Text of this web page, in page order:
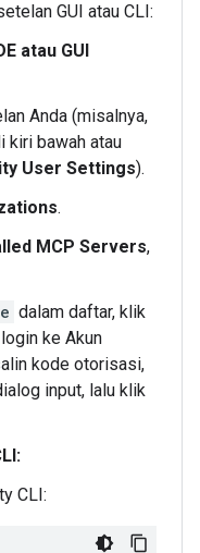
GUI atau CLI:
atau GUI
Anda (misalnya,
kiri bawah atau
User Settings).
.
MCP Servers,
dalam daftar, klik
ke Akun
kode otorisasi,
input, lalu klik
CLI: